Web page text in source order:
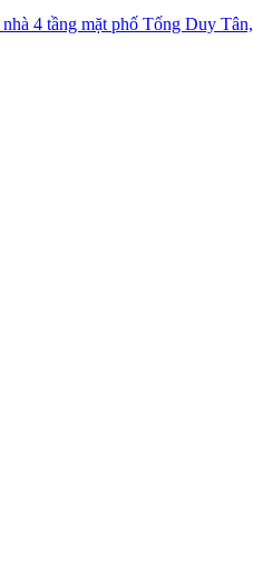
nhà 4 tầng mặt phố Tống Duy